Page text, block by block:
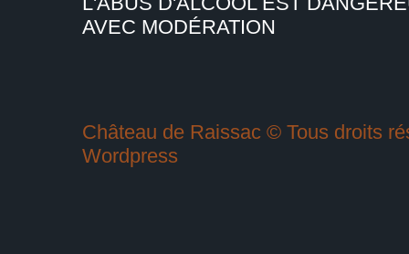
AVEC MODÉRATION
Château de Raissac © Tous droits
Wordpress